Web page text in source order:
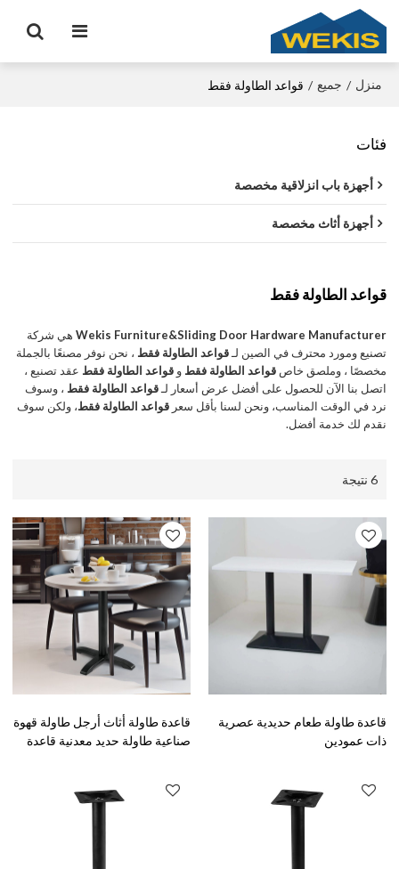
منزل / جميع / قواعد الطاولة فقط
فئات
أجهزة باب انزلاقية مخصصة
أجهزة أثاث مخصصة
قواعد الطاولة فقط
Wekis Furniture&Sliding Door Hardware Manufacturer هي شركة
تصنيع ومورد محترف في الصين لـقواعد الطاولة فقط ، نحن نوفر مصنعًا بالجملة
مخصصًا ، وملصق خاصقواعد الطاولة فقط وقواعد الطاولة فقط عقد تصنيع ،
اتصل بنا الآن للحصول على أفضل عرض أسعار لـقواعد الطاولة فقط ، وسوف
نرد في الوقت المناسب، ونحن لسنا بأقل سعرقواعد الطاولة فقط، ولكن سوف
نقدم لك خدمة أفضل.
6 نتيجة
قاعدة طاولة طعام حديدية عصرية
ذات عمودين
قاعدة طاولة أثاث أرجل طاولة قهوة
صناعية طاولة حديد معدنية قاعدة